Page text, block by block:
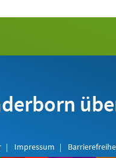
Impressum